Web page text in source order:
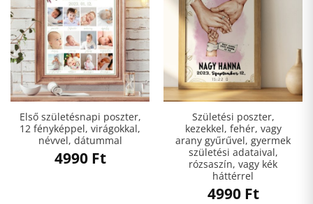
Első születésnapi poszter,
12 fényképpel, virágokkal,
névvel, dátummal
4990 Ft
Születési poszter,
kezekkel, fehér, vagy
arany gyűrűvel, gyermek
születési adataival,
rózsaszín, vagy kék
háttérrel
4990 Ft